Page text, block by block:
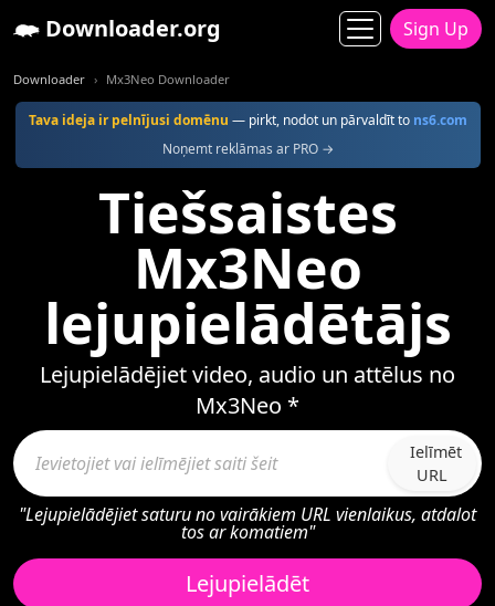
Downloader.org Sign Up
Downloader Mx3Neo Downloader
Tava ideja ir pelnījusi domēnu — pirkt, nodot un pārvaldīt to ns6.com
Noņemt reklāmas ar PRO →
Tiešsaistes
Mx3Neo
lejupielādētājs
Lejupielādējiet video, audio un attēlus no
Mx3Neo *
Ielīmēt
URL
"Lejupielādējiet saturu no vairākiem URL vienlaikus, atdalot
tos ar komatiem"
Lejupielādēt